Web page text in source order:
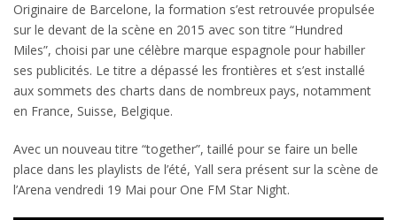
Originaire de Barcelone, la formation s’est retrouvée propulsée
sur le devant de la scène en 2015 avec son titre “Hundred
Miles”, choisi par une célèbre marque espagnole pour habiller
ses publicités. Le titre a dépassé les frontières et s’est installé
aux sommets des charts dans de nombreux pays, notamment
en France, Suisse, Belgique.
Avec un nouveau titre “together”, taillé pour se faire un belle
place dans les playlists de l’été, Yall sera présent sur la scène de
l’Arena vendredi 19 Mai pour One FM Star Night.